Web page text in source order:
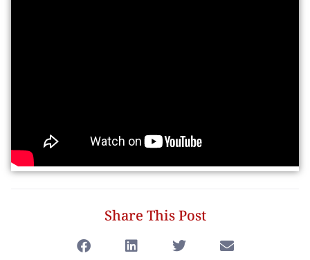
Share This Post